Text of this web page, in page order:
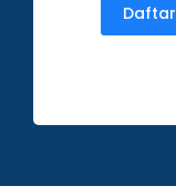
Daftar